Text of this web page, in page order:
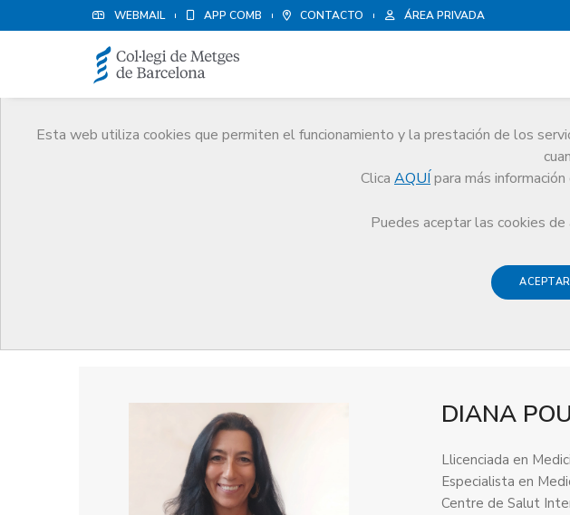
WEBMAIL APP COMB CONTACTO ÁREA PRIVADA
Esta web utiliza cookies que permiten el funcionamiento y la prestación de los
Clica AQUÍ para más
Puedes aceptar las cookies
ACEPTAR
Guardonat Edició 2025
DIANA
Llicenciada en
Especialista en
Centre de Salut